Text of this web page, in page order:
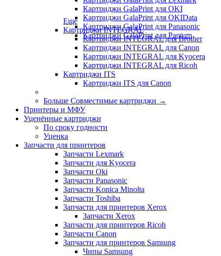
Картриджи GalaPrint для OKI
Картриджи GalaPrint для OKIData
Картриджи GalaPrint для Panasonic
Картриджи GalaPrint для Pantum
Еще
Картриджи INTEGRAL
Картриджи INTEGRAL для Brother
Картриджи INTEGRAL для Canon
Картриджи INTEGRAL для Kyocera
Картриджи INTEGRAL для Ricoh
Картриджи ITS
Картриджи ITS для Canon
Больше Совместимые картриджи →
Принтеры и МФУ
Уценённые картриджи
По сроку годности
Уценка
Запчасти для принтеров
Запчасти Lexmark
Запчасти для Kyocera
Запчасти Oki
Запчасти Panasonic
Запчасти Koniсa Minolta
Запчасти Toshiba
Запчасти для принтеров Xerox
Запчасти Xerox
Запчасти для принтеров Ricoh
Запчасти Canon
Запчасти для принтеров Samsung
Чипы Samsung